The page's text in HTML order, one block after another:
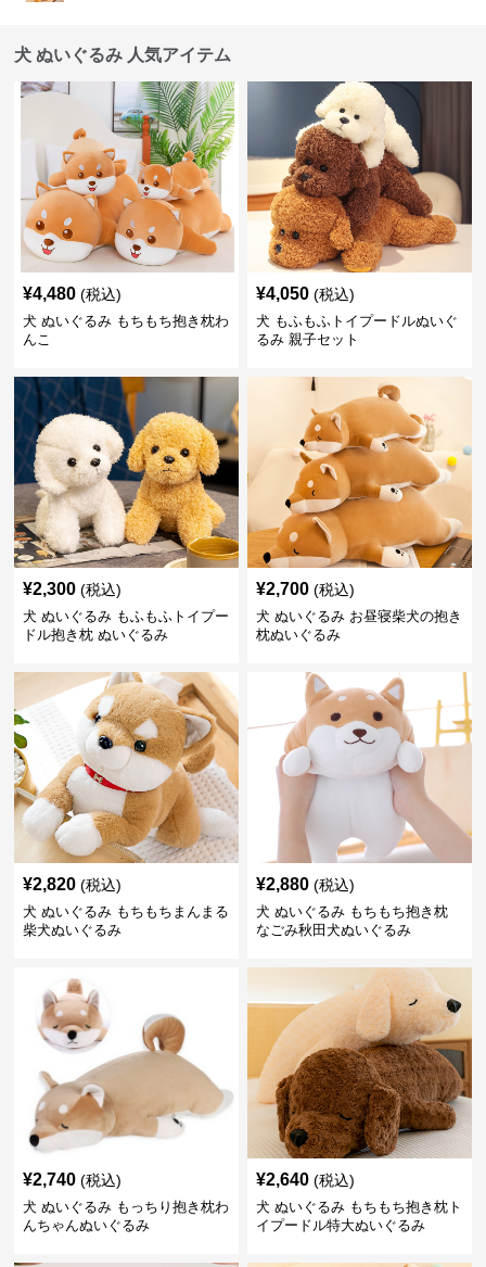
犬 ぬいぐるみ 人気アイテム
¥4,480 (税込)
犬 ぬいぐるみ もちもち抱き枕わ
んこ
¥4,050 (税込)
犬 もふもふトイプードルぬいぐ
るみ 親子セット
¥2,300 (税込)
犬 ぬいぐるみ もふもふトイプー
ドル抱き枕 ぬいぐるみ
¥2,700 (税込)
犬 ぬいぐるみ お昼寝柴犬の抱き
枕ぬいぐるみ
¥2,820 (税込)
犬 ぬいぐるみ もちもちまんまる
柴犬ぬいぐるみ
¥2,880 (税込)
犬 ぬいぐるみ もちもち抱き枕
なごみ秋田犬ぬいぐるみ
¥2,740 (税込)
犬 ぬいぐるみ もっちり抱き枕わ
んちゃんぬいぐるみ
¥2,640 (税込)
犬 ぬいぐるみ もちもち抱き枕ト
イプードル特大ぬいぐるみ